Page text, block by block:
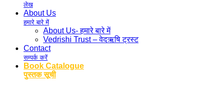
लेख
About Us
हमारे बारे में
About Us- हमारे बारे में
Vedrishi Trust – वेदऋषि ट्रस्ट
Contact
सम्पर्क करें
Book Catalogue
पुस्तक सूची